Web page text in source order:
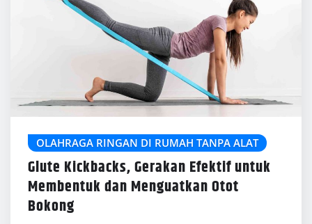
OLAHRAGA RINGAN DI RUMAH TANPA ALAT
Glute Kickbacks, Gerakan Efektif untuk
Membentuk dan Menguatkan Otot
Bokong